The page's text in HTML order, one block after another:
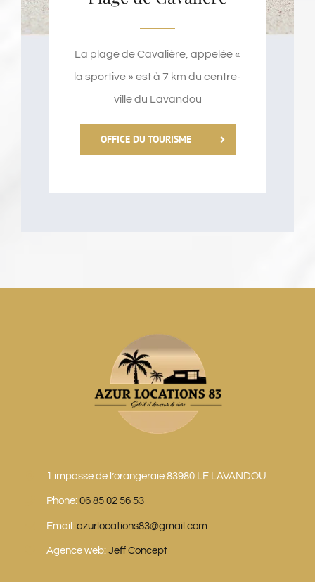
La plage de Cavalière, appelée «
la sportive » est à 7 km du centre-
ville du Lavandou
OFFICE DU TOURISME
1 impasse de l’orangeraie 83980 LE LAVANDOU
Phone: 06 85 02 56 53
Email: azurlocations83@gmail.com
Agence web: Jeff Concept